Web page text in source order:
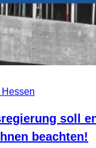
soll
beachten!